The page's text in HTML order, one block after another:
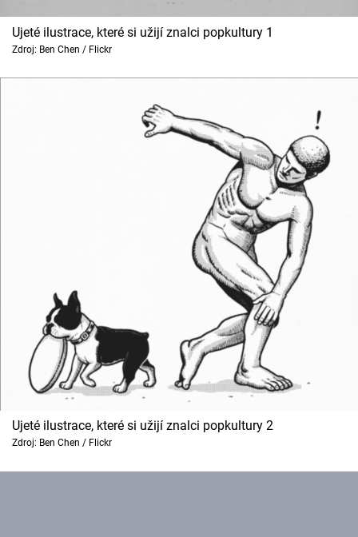
Cool Esport
Pořady
Ujeté ilustrace, které si užijí znalci popkultury 1
Zdroj: Ben Chen / Flickr
Ujeté ilustrace, které si užijí znalci popkultury 2
Zdroj: Ben Chen / Flickr